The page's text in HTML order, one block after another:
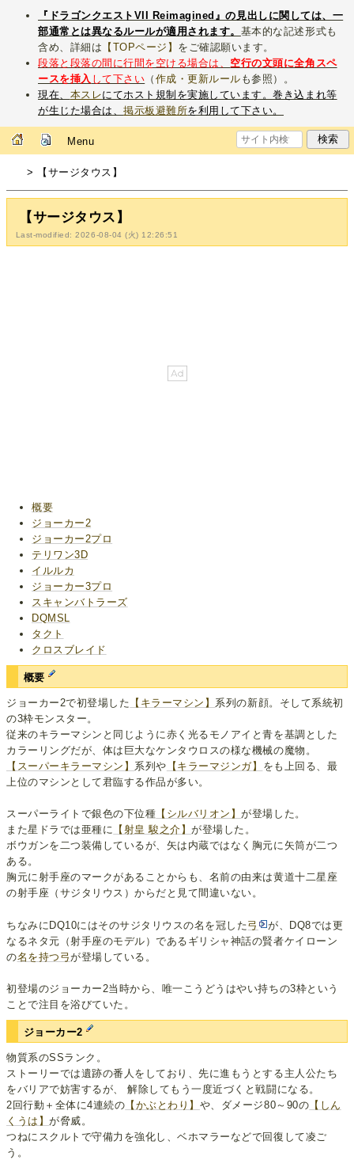
『ドラゴンクエストVII Reimagined』の見出しに関しては、一
部通常とは異なるルールが適用されます。 基本的な記述形式も
含め、詳細は 【TOPページ】 をご確認願います。
段落と段落の間に行間を空ける場合は、 空行の文頭に全角スペ
ースを挿入 して下さい （ 作成・更新ルール も参照）。
現在、 本スレにてホスト規制を実施しています。巻き込まれ等
が生じた場合は、掲示板避難所を利用して下さい。
Menu
> 【サージタウス】
【サージタウス】
Last-modified: 2026-08-04 (火) 12:26:51
概要
ジョーカー2
ジョーカー2プロ
テリワン3D
イルルカ
ジョーカー3プロ
スキャンバトラーズ
DQMSL
タクト
クロスブレイド
概要
ジョーカー2で初登場した 【キラーマシン】 系列の新顔。そして系統初
の3枠モンスター。
従来のキラーマシンと同じように赤く光るモノアイと青を基調とした
カラーリングだが、体は巨大なケンタウロスの様な機械の魔物。
【スーパーキラーマシン】 系列や 【キラーマジンガ】 をも上回る、最
上位のマシンとして君臨する作品が多い。
スーパーライトで銀色の下位種 【シルバリオン】が登場した。
また星ドラでは亜種に
【射皇 駿之介】が登場した。
ボウガンを二つ装備しているが、矢は内蔵ではなく胸元に矢筒が二つ
ある。
胸元に射手座のマークがあることからも、名前の由来は黄道十二星座
の射手座（サジタリウス）からだと見て間違いない。
ちなみにDQ10にはそのサジタリウスの名を冠した弓
が、DQ8では更
なるネタ元（射手座のモデル）であるギリシャ神話の賢者ケイローン
の名を持つ弓が登場している。
初登場のジョーカー2当時から、唯一こうどうはやい持ちの3枠という
ことで注目を浴びていた。
ジョーカー2
物質系のSSランク。
ストーリーでは遺跡の番人をしており、先に進もうとする主人公たち
をバリアで妨害するが、 解除してもう一度近づくと戦闘になる。
2回行動＋全体に4連続の 【かぶとわり】 や、ダメージ80～90の 【しん
くうは】が脅威。
つねにスクルトで守備力を強化し、ベホマラーなどで回復して凌ご
う。